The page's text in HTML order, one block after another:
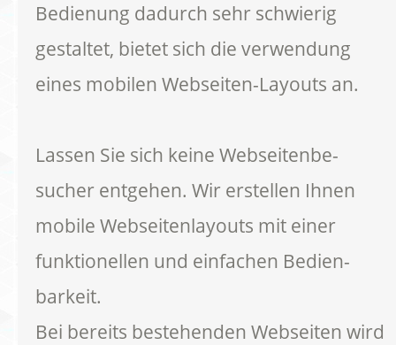
Bedienung dadurch sehr schwierig
gestaltet, bietet sich die verwendung
eines mobilen Webseiten-Layouts an.
Lassen Sie sich keine Webseitenbe-
sucher entgehen. Wir erstellen Ihnen
mobile Webseitenlayouts mit einer
funktionellen und einfachen Bedien-
barkeit.
Bei bereits bestehenden Webseiten wird